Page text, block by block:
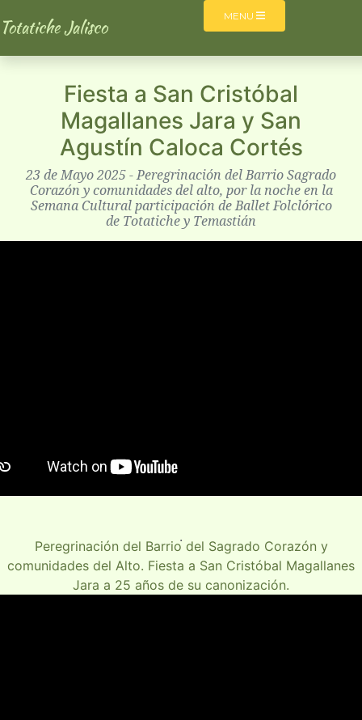
Totatiche Jalisco
MENU
Fiesta a San Cristóbal
Magallanes Jara y San
Agustín Caloca Cortés
23 de Mayo 2025 - Peregrinación del Barrio Sagrado
Corazón y comunidades del alto, por la noche en la
Semana Cultural participación de Ballet Folclórico
de Totatiche y Temastián
.
Peregrinación del Barrio del Sagrado Corazón y
comunidades del Alto. Fiesta a San Cristóbal Magallanes
Jara a 25 años de su canonización.